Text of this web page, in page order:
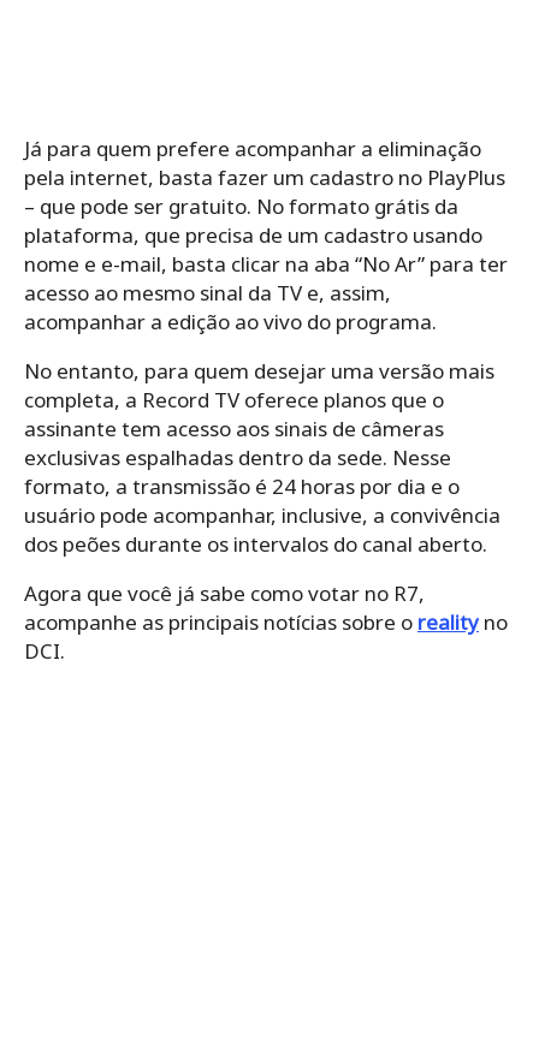
Já para quem prefere acompanhar a eliminação
pela internet, basta fazer um cadastro no PlayPlus
– que pode ser gratuito. No formato grátis da
plataforma, que precisa de um cadastro usando
nome e e-mail, basta clicar na aba “No Ar” para ter
acesso ao mesmo sinal da TV e, assim,
acompanhar a edição ao vivo do programa.
No entanto, para quem desejar uma versão mais
completa, a Record TV oferece planos que o
assinante tem acesso aos sinais de câmeras
exclusivas espalhadas dentro da sede. Nesse
formato, a transmissão é 24 horas por dia e o
usuário pode acompanhar, inclusive, a convivência
dos peões durante os intervalos do canal aberto.
Agora que você já sabe como votar no R7,
acompanhe as principais notícias sobre o realityno
DCI.